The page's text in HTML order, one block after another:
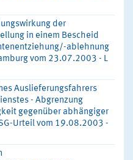
der
in einem Bescheid
ablehnung
vom 23.07.2003 - L
Auslieferungsfahrers
- Abgrenzung
gegenüber abhängiger
Urteil vom 19.08.2003 -